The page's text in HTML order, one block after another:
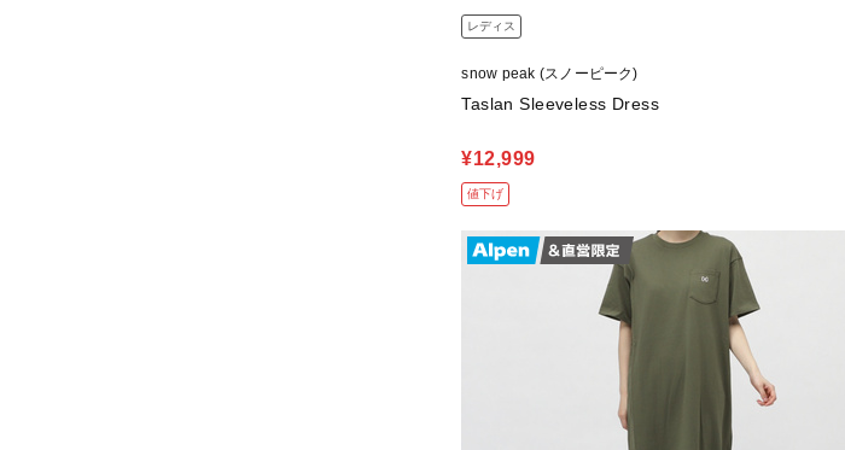
レディス
snow peak (スノーピーク)
Taslan Sleeveless Dress
¥12,999
値下げ